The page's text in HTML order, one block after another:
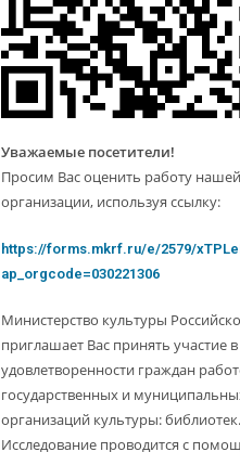
Уважаемые посетители!
Просим Вас оценить работу нашей
организации, используя ссылку:
https://forms.mkrf.ru/e/2579/
ap_orgcode=030221306
Министерство культуры
приглашает Вас принять участие
удовлетворенности граждан
государственных и
организаций культуры: библиотек.
Исследование проводится с